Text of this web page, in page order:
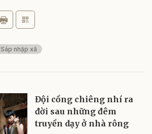
Sáp nhập xã
Đội cồng chiêng nhí ra
đời sau những đêm
truyền dạy ở nhà rông